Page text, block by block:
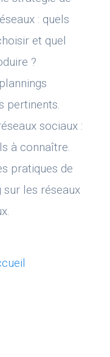
: quels
et quel
?
pertinents.
sociaux :
à connaître.
pratiques de
les réseaux